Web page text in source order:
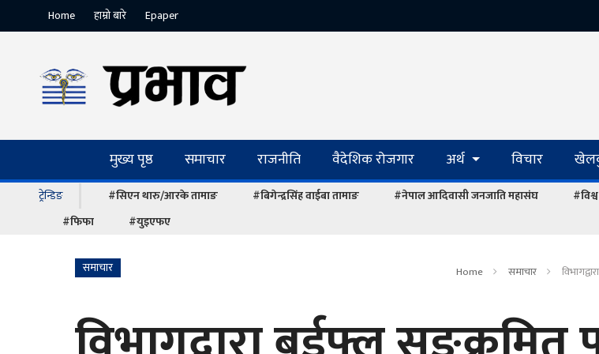
Home हाम्रो बारे Epaper
मुख्य पृष्ठ समाचार राजनीति वैदेशिक रोजगार अर्थ विचार
ट्रेन्डिङ #सिएन थारु/आरके तामाङ #बिगेन्द्रसिंह वाईबा तामाङ #नेपाल आदिवासी जनजाति महासंघ
#फिफा
#युइएफए
समाचार Home समाचार